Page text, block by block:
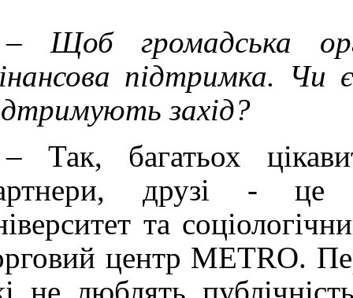
– Щоб громадська
підтримка. Чи є
захід?
– Так, багатьох
друзі - це
та
центр METRO.